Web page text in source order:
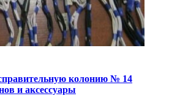
колонию № 14
и аксессуары